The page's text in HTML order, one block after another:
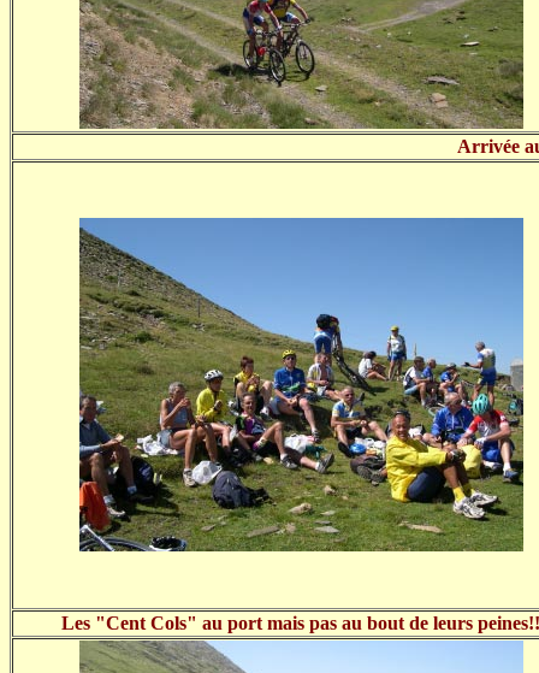
Arrivée
Les "Cent Cols" au port mais pas au bout de leurs peines!!